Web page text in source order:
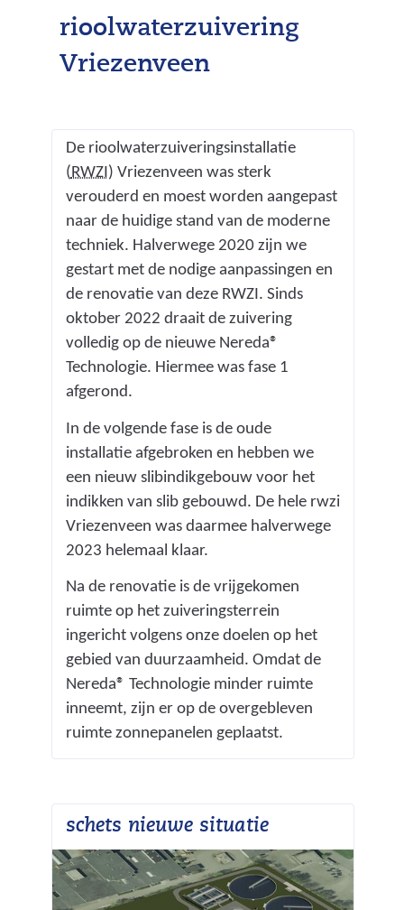
e
rioolwaterzuivering
Vriezenveen
De rioolwaterzuiveringsinstallatie
( RWZI (
r
i
o
o
l
w
a
t
e
i
n
g
)
) Vriezenveen was sterk
verouderd en moest worden aangepast
naar de huidige stand van de moderne
techniek. Halverwege 2020 zijn we
gestart met de nodige aanpassingen en
de renovatie van deze RWZI. Sinds
oktober 2022 draait de zuivering
volledig op de nieuwe Nereda®
Technologie. Hiermee was fase 1
afgerond.
In de volgende fase is de oude
installatie afgebroken en hebben we
een nieuw slibindikgebouw voor het
indikken van slib gebouwd. De hele rwzi
Vriezenveen was daarmee halverwege
2023 helemaal klaar.
Na de renovatie is de vrijgekomen
ruimte op het zuiveringsterrein
ingericht volgens onze doelen op het
gebied van duurzaamheid. Omdat de
Nereda® Technologie minder ruimte
inneemt, zijn er op de overgebleven
ruimte zonnepanelen geplaatst.
schets nieuwe situatie